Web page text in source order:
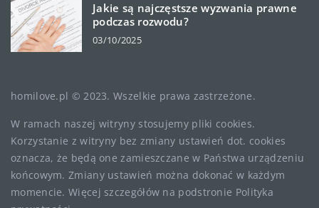
Jakie są najczęstsze wyzwania prawne
podczas rozwodu?
03/10/2025
homilove.pl © 2023. Wszelkie prawa zastrzeżone.
W ramach naszej witryny stosujemy pliki cookies.
Korzystanie z witryny bez zmiany ustawień dot. cookies
oznacza, że będą one zamieszczane w Państwa urządzeniu
końcowym. Zmiany ustawień można dokonać w każdym
momencie. Więcej szczegółów na podstronie Polityka